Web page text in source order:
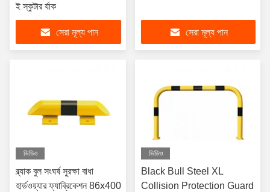
ই স্কুটার র্যাক
সেরা মূল্য পান সেরা মূল্য পান
ভিডিও
ব্ল্যাক বুল সংঘর্ষ সুরক্ষা বাধা
হার্ডওয়্যার ফ্যাব্রিকেশন 86x400
ভিডিও
Black Bull Steel XL
Collision Protection Guard